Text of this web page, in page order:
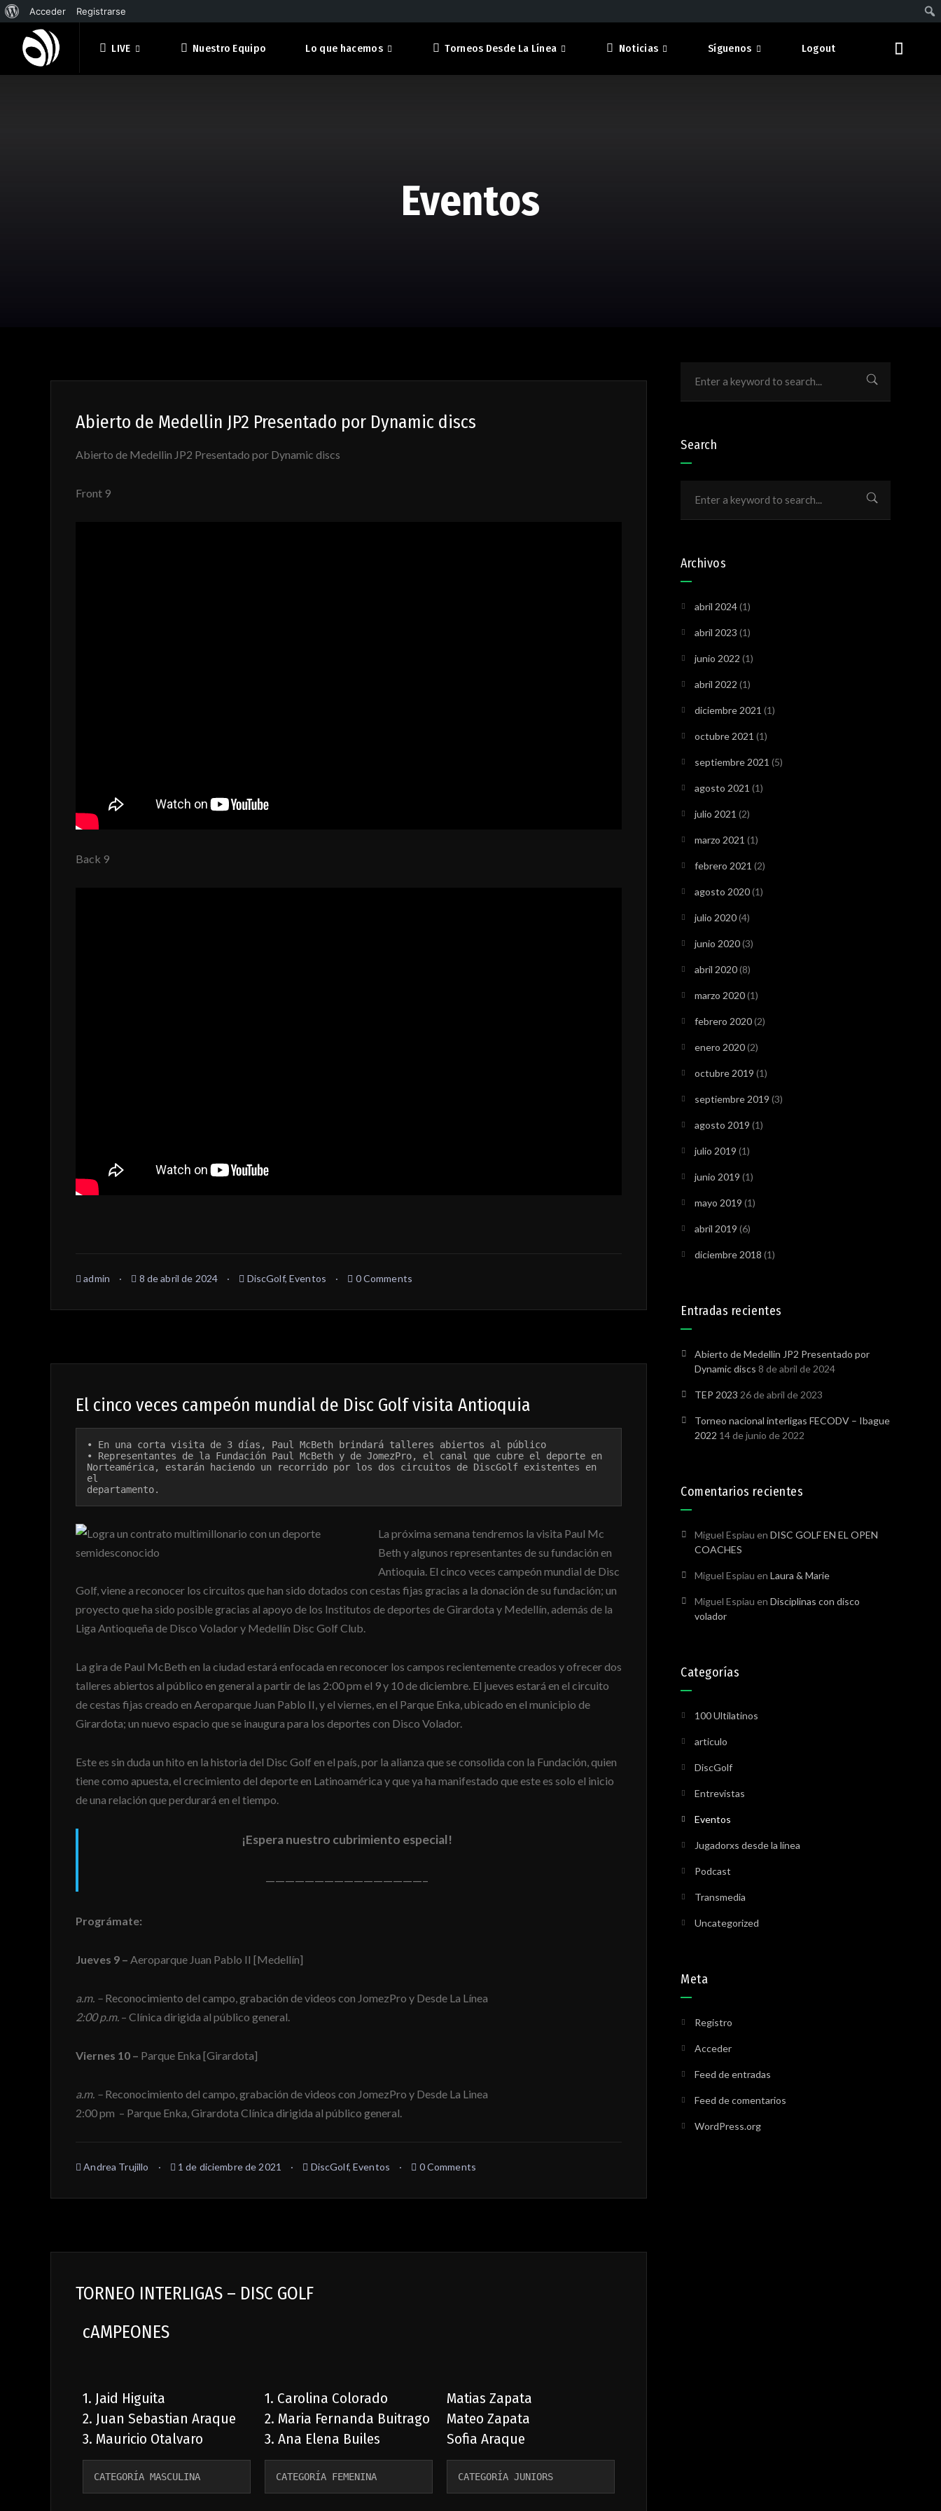
LIVE Nuestro Equipo Lo que hacemos Torneos Desde La Línea Noticias Síguenos Logout
Eventos
Abierto de Medellin JP2 Presentado por Dynamic discs
Abierto de Medellin JP2 Presentado por Dynamic discs
Front 9
Back 9
admin 8 de abril de 2024 DiscGolf,Eventos 0 Comments
El cinco veces campeón mundial de Disc Golf visita Antioquia
• En una corta visita de 3 días, Paul McBeth brindará talleres abiertos al público
• Representantes de la Fundación Paul McBeth y de JomezPro, el canal que cubre el deporte en
Norteamérica, estarán haciendo un recorrido por los dos circuitos de DiscGolf existentes en
el
departamento.
La próxima semana tendremos la visita Paul Mc
Beth y algunos representantes de su fundación en
Antioquia. El cinco veces campeón mundial de Disc
Golf, viene a reconocer los circuitos que han sido dotados con cestas fijas gracias a la donación de su fundación; un
proyecto que ha sido posible gracias al apoyo de los Institutos de deportes de Girardota y Medellín, además de la
Liga Antioqueña de Disco Volador y Medellín Disc Golf Club.
La gira de Paul McBeth en la ciudad estará enfocada en reconocer los campos recientemente creados y ofrecer dos
talleres abiertos al público en general a partir de las 2:00 pm el 9 y 10 de diciembre. El jueves estará en el circuito
de cestas fijas creado en Aeroparque Juan Pablo II, y el viernes, en el Parque Enka, ubicado en el municipio de
Girardota; un nuevo espacio que se inaugura para los deportes con Disco Volador.
Este es sin duda un hito en la historia del Disc Golf en el país, por la alianza que se consolida con la Fundación, quien
tiene como apuesta, el crecimiento del deporte en Latinoamérica y que ya ha manifestado que este es solo el inicio
de una relación que perdurará en el tiempo.
¡Espera nuestro cubrimiento especial!
————————————————–
Prográmate:
Jueves 9 – Aeroparque Juan Pablo II [Medellín]
a.m. – Reconocimiento del campo, grabación de videos con JomezPro y Desde La Línea
2:00 p.m. – Clínica dirigida al público general.
Viernes 10 – Parque Enka [Girardota]
a.m. – Reconocimiento del campo, grabación de videos con JomezPro y Desde La Linea
2:00 pm – Parque Enka, Girardota Clínica dirigida al público general.
Andrea Trujillo 1 de diciembre de 2021 DiscGolf,Eventos 0 Comments
TORNEO INTERLIGAS – DISC GOLF
cAMPEONES
1. Jaid Higuita
2. Juan Sebastian Araque
3. Mauricio Otalvaro
CATEGORÍA MASCULINA
1. Carolina Colorado
2. Maria Fernanda Buitrago
3. Ana Elena Builes
CATEGORÍA FEMENINA
Matias Zapata
Mateo Zapata
Sofia Araque
CATEGORÍA JUNIORS
Search
Archivos
abril 2024(1)
abril 2023 (1)
junio 2022 (1)
abril 2022 (1)
diciembre 2021 (1)
octubre 2021 (1)
septiembre 2021 (5)
agosto 2021 (1)
julio 2021 (2)
marzo 2021 (1)
febrero 2021 (2)
agosto 2020(1)
julio 2020(4)
junio 2020(3)
abril 2020(8)
marzo 2020(1)
febrero 2020(2)
enero 2020(2)
octubre 2019 (1)
septiembre 2019 (3)
agosto 2019 (1)
julio 2019 (1)
junio 2019 (1)
mayo 2019 (1)
abril 2019 (6)
diciembre 2018 (1)
Entradas recientes
Abierto de Medellin JP2 Presentado por
Dynamic discs 8 de abril de 2024
TEP 2023 26 de abril de 2023
Torneo nacional interligas FECODV – Ibague
2022 14 de junio de 2022
Comentarios recientes
Miguel Espiau en DISC GOLF EN EL OPEN
COACHES
Miguel Espiau en Laura & Marie
Miguel Espiau en Disciplinas con disco
volador
Categorías
100 Ultilatinos
articulo
DiscGolf
Entrevistas
Eventos
Jugadorxs desde la línea
Podcast
Transmedia
Uncategorized
Meta
Registro
Acceder
Feed de entradas
Feed de comentarios
WordPress.org
Acceder Registrarse